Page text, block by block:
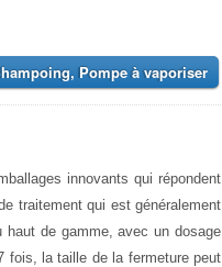
Pompe à vaporiser
innovants qui répondent
traitement qui est généralement
de gamme, avec un dosage
fois, la taille de la fermeture peut